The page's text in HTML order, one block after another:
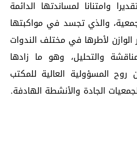
وامتنانا لمساندتها الدائمة
والذي تجسد في مواكبتها
لأطرها في مختلف الندوات
والتحليل، وهو ما زادها
المسؤولية العالية للمكتب
الجادة والأنشطة الهادفة.